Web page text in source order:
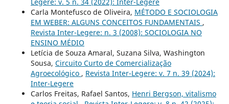
Carla Montefusco de Oliveira, MÉTODO E SOCIOLOGIA
EM WEBER: ALGUNS CONCEITOS FUNDAMENTAIS ,
Revista Inter-Legere: n. 3 (2008): SOCIOLOGIA NO
ENSINO MÉDIO
Letícia de Souza Amaral, Suzana Silva, Washington
Sousa, Circuito Curto de Comercialização
Agroecológico , Revista Inter-Legere: v. 7 n. 39 (2024):
Inter-Legere
Carlos Freitas, Rafael Santos, Henri Bergson, vitalismo